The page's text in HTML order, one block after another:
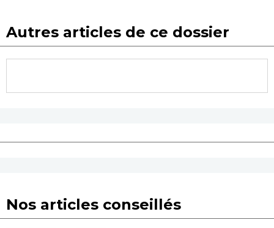
Autres articles de ce dossier
Nos articles conseillés